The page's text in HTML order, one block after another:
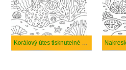
Korálový útes tisknutelné pro děti